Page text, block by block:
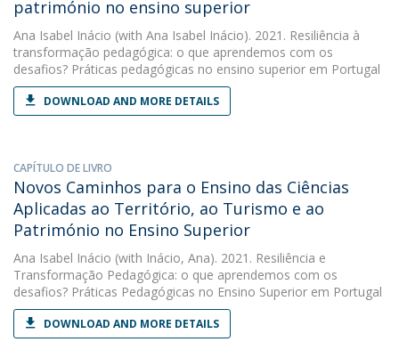
património no ensino superior
Ana Isabel Inácio (with Ana Isabel Inácio). 2021. Resiliência à
transformação pedagógica: o que aprendemos com os
desafios? Práticas pedagógicas no ensino superior em Portugal
DOWNLOAD AND MORE DETAILS
CAPÍTULO DE LIVRO
Novos Caminhos para o Ensino das Ciências
Aplicadas ao Território, ao Turismo e ao
Património no Ensino Superior
Ana Isabel Inácio (with Inácio, Ana). 2021. Resiliência e
Transformação Pedagógica: o que aprendemos com os
desafios? Práticas Pedagógicas no Ensino Superior em Portugal
DOWNLOAD AND MORE DETAILS